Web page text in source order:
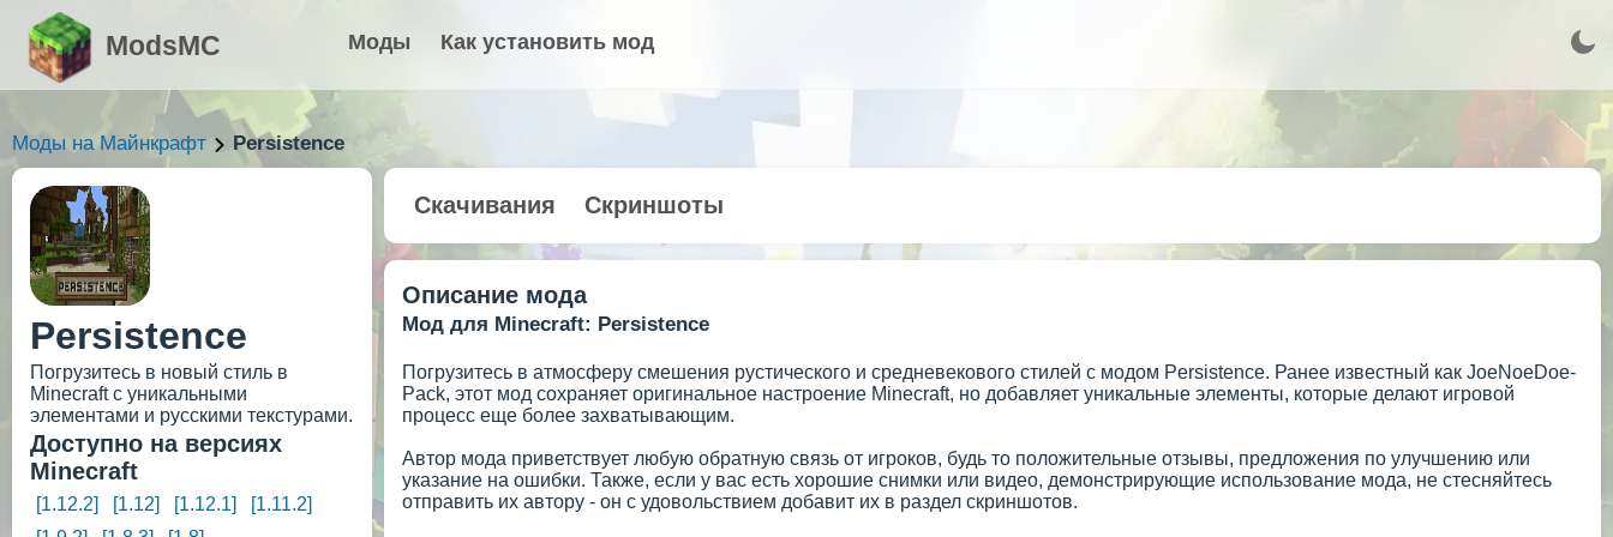
ModsMC Моды Как установить мод
Моды на Майнкрафт Persistence
Persistence
Погрузитесь в новый стиль в
Minecraft с уникальными
элементами и русскими текстурами.
Доступно на версиях
Minecraft
[1.12.2] [1.12] [1.12.1]
[1.11.2]
Скачивания Скриншоты
Описание мода
Мод для Minecraft: Persistence
Погрузитесь в атмосферу смешения рустического и средневекового стилей с модом Persistence. Ранее известный как JoeNoeDoe-
Pack, этот мод сохраняет оригинальное настроение Minecraft, но добавляет уникальные элементы, которые делают игровой
процесс еще более захватывающим.
Автор мода приветствует любую обратную связь от игроков, будь то положительные отзывы, предложения по улучшению или
указание на ошибки. Также, если у вас есть хорошие снимки или видео, демонстрирующие использование мода, не стесняйтесь
отправить их автору - он с удовольствием добавит их в раздел скриншотов.